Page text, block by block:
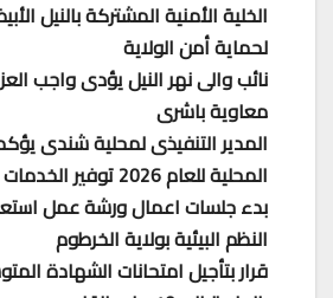
الخلية الأمنية المشتركة بالنيل
لحماية أمن الولاية
نائب والى نهر النيل يؤدى واجب
معاوية باشرى
المدير التنفيذى لمحلية شندى
المحلية للعام 2026 توفير الخدمات
بدء جلسات اعمال ورشة عمل
النظم البيئية بولاية الخرطوم